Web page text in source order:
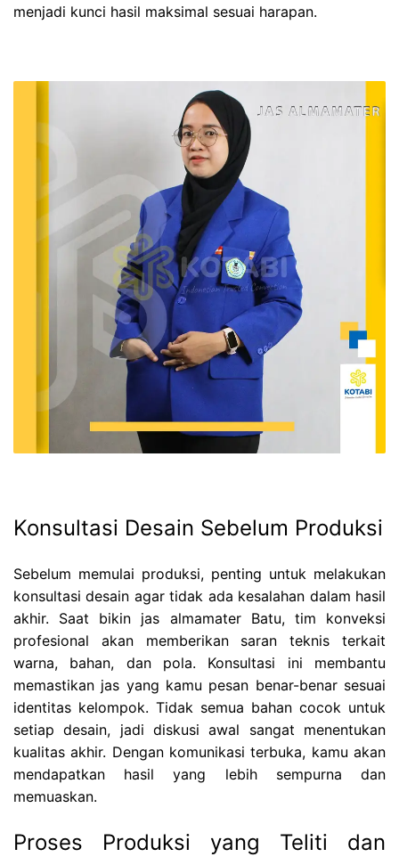
menjadi kunci hasil maksimal sesuai harapan.
Konsultasi Desain Sebelum Produksi
Sebelum memulai produksi, penting untuk melakukan
konsultasi desain agar tidak ada kesalahan dalam hasil
akhir. Saat bikin jas almamater Batu, tim konveksi
profesional akan memberikan saran teknis terkait
warna, bahan, dan pola. Konsultasi ini membantu
memastikan jas yang kamu pesan benar-benar sesuai
identitas kelompok. Tidak semua bahan cocok untuk
setiap desain, jadi diskusi awal sangat menentukan
kualitas akhir. Dengan komunikasi terbuka, kamu akan
mendapatkan hasil yang lebih sempurna dan
memuaskan.
Proses Produksi yang Teliti dan